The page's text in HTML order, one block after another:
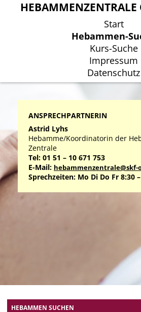
HEBAMMENZENTRALE
Start
Hebammen-
Kurs-Suche
Impressum
Datenschutz
HEBAMMENZENTRALE
Start
Hebammen-
Kurs-Suche
Impressum
Datenschutz
ANSPRECHPARTNERIN
Astrid Lyhs
Hebamme/Koordinatorin der
Zentrale
Tel: 01 51 – 10 671 753
E-Mail: hebammenzentrale@skf-
Sprechzeiten: Mo Di Do Fr 8:30
HEBAMMEN SUCHEN